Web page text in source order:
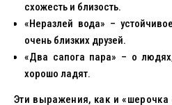
схожесть и близость.
«Неразлей вода» –
очень близких друзей.
«Два сапога пара» – о
хорошо ладят.
Эти выражения, как и